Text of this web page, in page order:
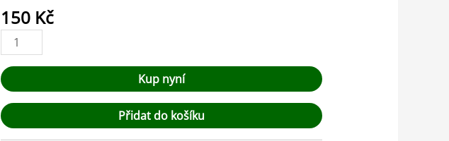
Hodnoceno
5.00z 5 na
základě
hodnocení
zákazníků
150 Kč
60
cm,
SSS
dárek
pro
fanoušky
aut
Kup nyní
Přidat do košíku